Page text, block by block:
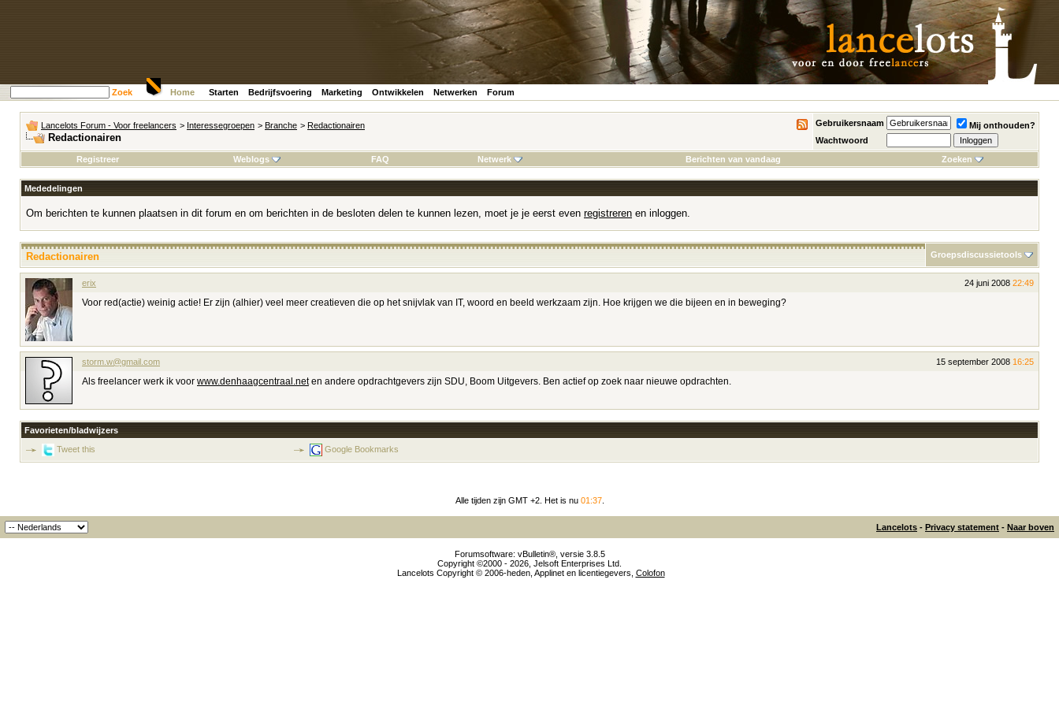
Zoek Home Starten Bedrijfsvoering Marketing Ontwikkelen Netwerken Forum
Lancelots Forum - Voor freelancers > Interessegroepen > Branche > Redactionairen
Redactionairen
Gebruikersnaam
Mij onthouden?
Wachtwoord
Registreer
Weblogs FAQ Netwerk Berichten van vandaag Zoeken
Mededelingen
Om berichten te kunnen plaatsen in dit forum en om berichten in de besloten delen te kunnen lezen, moet je je eerst even registreren en inloggen.
Redactionairen Groepsdiscussietools
24 juni 2008 22:49
erix
Voor red(actie) weinig actie! Er zijn (alhier) veel meer creatieven die op het snijvlak van IT, woord en beeld werkzaam zijn. Hoe krijgen we die bijeen en in beweging?
15 september 2008 16:25
storm.w@gmail.com
Als freelancer werk ik voor www.denhaagcentraal.neten andere opdrachtgevers zijn SDU, Boom Uitgevers. Ben actief op zoek naar nieuwe opdrachten.
Favorieten/bladwijzers
Tweet this
Google Bookmarks
Alle tijden zijn GMT +2. Het is nu 01:37.
Lancelots - Privacy statement - Naar boven
Forumsoftware: vBulletin®, versie 3.8.5
Copyright ©2000 - 2026, Jelsoft Enterprises Ltd.
Lancelots Copyright © 2006-heden, Applinet en licentiegevers, Colofon